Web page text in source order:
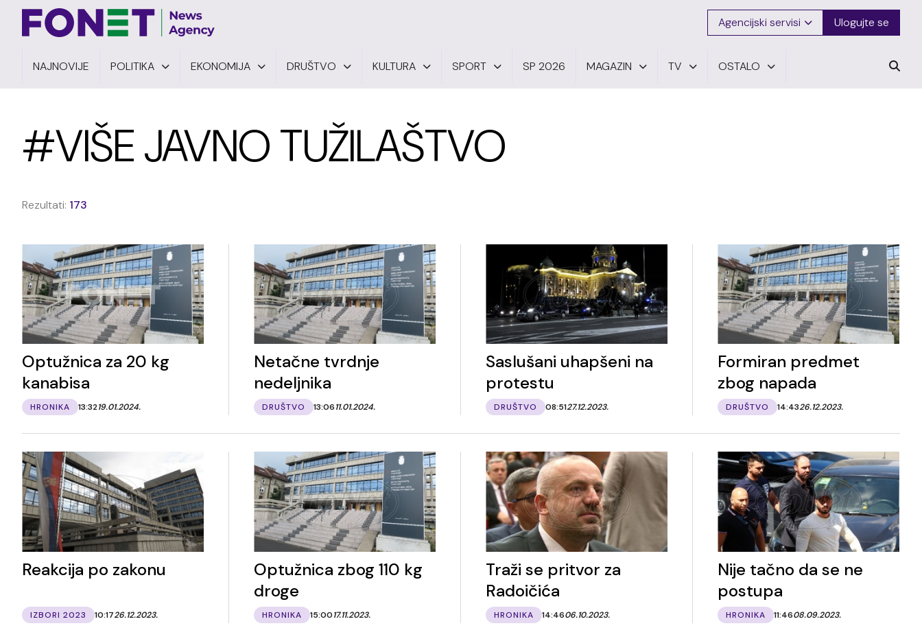
Agencijski servisi Ulogujte se
NAJNOVIJE POLITIKA EKONOMIJA DRUŠTVO KULTURA SPORT SP 2026 MAGAZIN TV OSTALO
#VIŠE JAVNO TUŽILAŠTVO
Rezultati: 173
Optužnica za 20 kg
kanabisa
HRONIKA 13:3219.01.2024.
Netačne tvrdnje
nedeljnika
DRUŠTVO 13:0611.01.2024.
Saslušani uhapšeni na
protestu
DRUŠTVO 08:5127.12.2023.
Formiran predmet
zbog napada
DRUŠTVO 14:4326.12.2023.
Reakcija po zakonu
IZBORI 2023 10:1726.12.2023.
Optužnica zbog 110 kg
droge
HRONIKA 15:0017.11.2023.
Traži se pritvor za
Radoičića
HRONIKA 14:4606.10.2023.
Nije tačno da se ne
postupa
HRONIKA 11:4608.09.2023.